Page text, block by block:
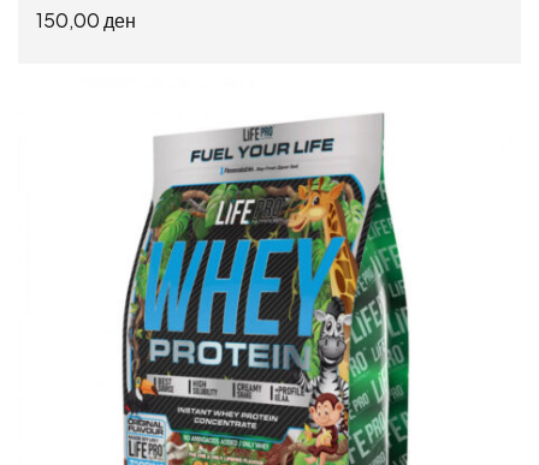
150,00 ден